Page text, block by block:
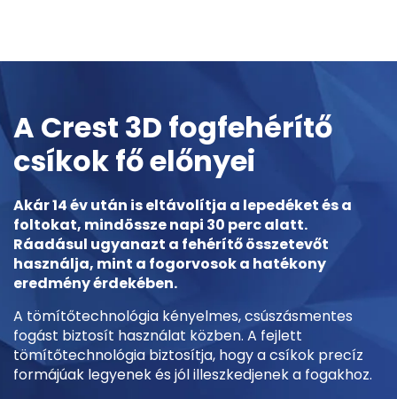
A Crest 3D fogfehérítő
csíkok fő előnyei
Akár 14 év után is eltávolítja a lepedéket és a
foltokat, mindössze napi 30 perc alatt.
Ráadásul ugyanazt a fehérítő összetevőt
használja, mint a fogorvosok a hatékony
eredmény érdekében.
A tömítőtechnológia kényelmes, csúszásmentes
fogást biztosít használat közben. A fejlett
tömítőtechnológia biztosítja, hogy a csíkok precíz
formájúak legyenek és jól illeszkedjenek a fogakhoz.